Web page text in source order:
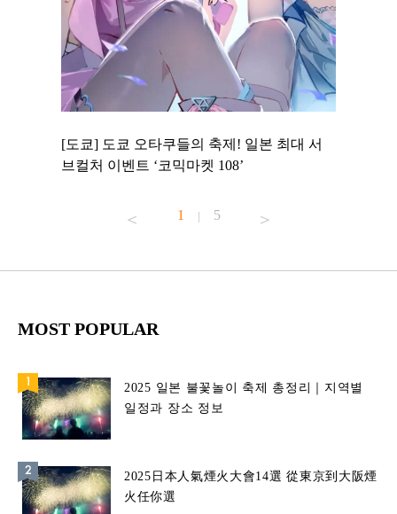
[도쿄] 도쿄 오타쿠들의 축제! 일본 최대 서
브컬처 이벤트 ‘코믹마켓 108’
1 | 5
MOST POPULAR
2025 일본 불꽃놀이 축제 총정리｜지역별
일정과 장소 정보
2025日本人氣煙火大會14選 從東京到大阪煙
火任你選